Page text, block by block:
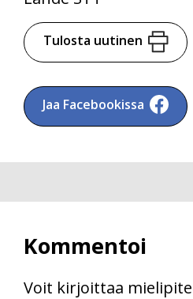
Tulosta uutinen
Jaa Facebookissa
Kommentoi
Voit kirjoittaa